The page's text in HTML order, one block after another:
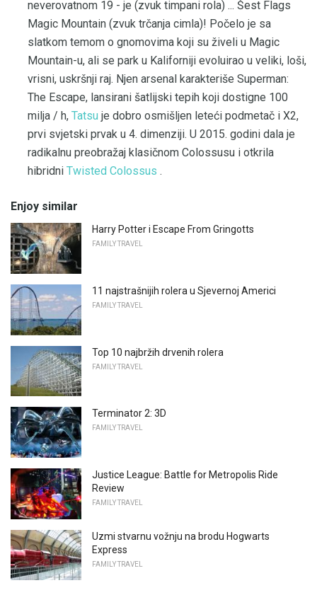
neverovatnom 19 - je (zvuk timpani rola) ... Šest Flags
Magic Mountain (zvuk trčanja cimla)! Počelo je sa
slatkom temom o gnomovima koji su živeli u Magic
Mountain-u, ali se park u Kaliforniji evoluirao u veliki, loši,
vrisni, uskršnji raj. Njen arsenal karakteriše Superman:
The Escape, lansirani šatlijski tepih koji dostigne 100
milja / h, Tatsu je dobro osmišljen leteći podmetač i X2,
prvi svjetski prvak u 4. dimenziji. U 2015. godini dala je
radikalnu preobražaj klasičnom Colossusu i otkrila
hibridni Twisted Colossus .
Enjoy similar
Harry Potter i Escape From Gringotts
FAMILY TRAVEL
11 najstrašnijih rolera u Sjevernoj Americi
FAMILY TRAVEL
Top 10 najbržih drvenih rolera
FAMILY TRAVEL
Terminator 2: 3D
FAMILY TRAVEL
Justice League: Battle for Metropolis Ride
Review
FAMILY TRAVEL
Uzmi stvarnu vožnju na brodu Hogwarts
Express
FAMILY TRAVEL